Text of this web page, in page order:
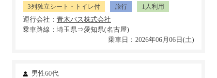
3列独立シート・トイレ付 旅行
1人利用
運行会社：
乗車路線：埼玉県⇒愛知県(名古屋)
乗車日：2026年06月06日(土)
男性60代